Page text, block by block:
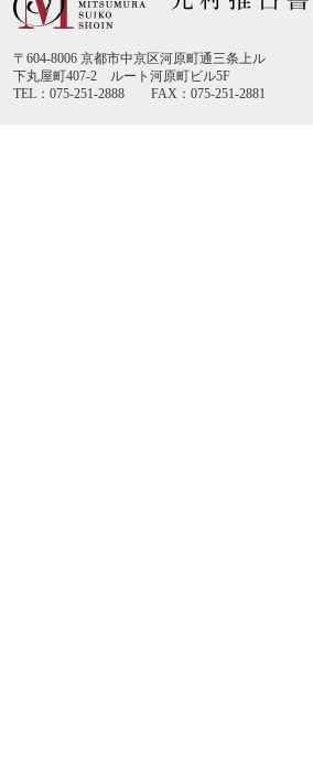
〒604-8006 京都市中京区河原町通三条上ル
下丸屋町407-2 ルート河原町ビル5F
TEL：075-251-2888 FAX：075-251-2881